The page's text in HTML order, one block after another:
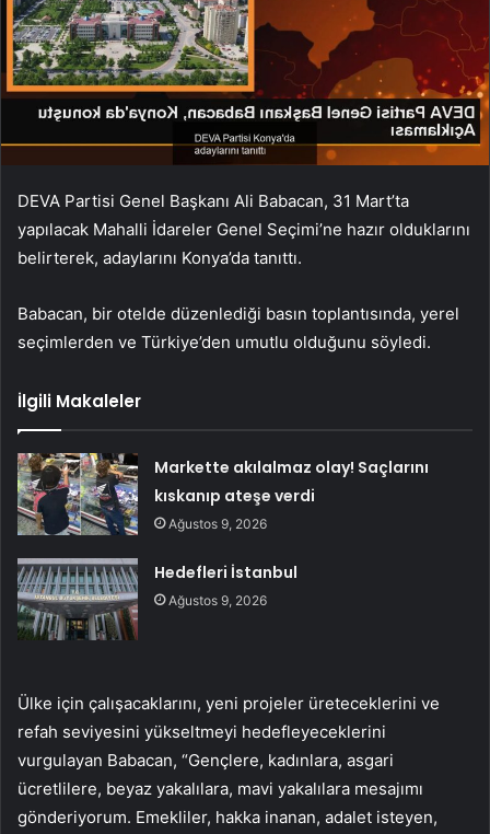
DEVA Partisi Genel Başkanı Ali Babacan, 31 Mart’ta
yapılacak Mahalli İdareler Genel Seçimi’ne hazır olduklarını
belirterek, adaylarını Konya’da tanıttı.
Babacan, bir otelde düzenlediği basın toplantısında, yerel
seçimlerden ve Türkiye’den umutlu olduğunu söyledi.
İlgili Makaleler
Markette akılalmaz olay! Saçlarını
kıskanıp ateşe verdi
Ağustos 9, 2026
Hedefleri İstanbul
Ağustos 9, 2026
Ülke için çalışacaklarını, yeni projeler üreteceklerini ve
refah seviyesini yükseltmeyi hedefleyeceklerini
vurgulayan Babacan, “Gençlere, kadınlara, asgari
ücretlilere, beyaz yakalılara, mavi yakalılara mesajımı
gönderiyorum. Emekliler, hakka inanan, adalet isteyen,